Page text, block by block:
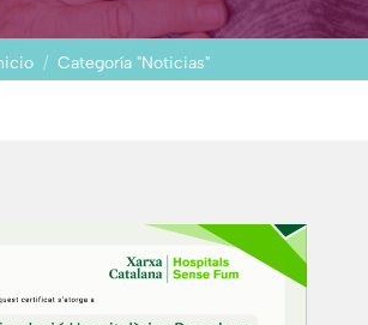
Categoría "Noticias"